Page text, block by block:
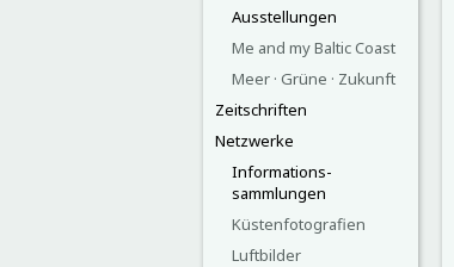
Ausstellungen
Me and my Baltic Coast
Meer · Grüne · Zukunft
Zeitschriften
Netzwerke
Informations-
sammlungen
Küstenfotografien
Luftbilder